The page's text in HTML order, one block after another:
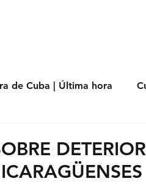
de Cuba | Última hora